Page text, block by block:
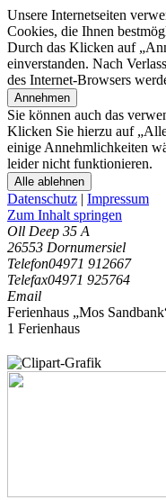
Unsere Internetseiten
Cookies, die Ihnen
Durch das Klicken auf
einverstanden. Nach
des Internet-Browsers
Annehmen
Sie können auch das
Klicken Sie hierzu auf
einige Annehmlichkeiten
leider nicht funktionieren.
Alle ablehnen
Datenschutz | Impressum
Zum Inhalt springen
Oll Deep 35 A
26553 Dornumersiel
Telefon04971 912667
Telefax04971 925764
Email
Ferienhaus „Mos
1 Ferienhaus